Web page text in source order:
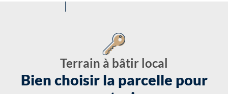
Terrain à bâtir local
Bien choisir la parcelle pour